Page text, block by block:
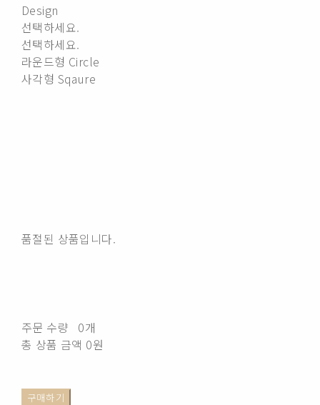
Design
선택하세요.
선택하세요.
라운드형 Circle
사각형 Sqaure
품절된 상품입니다.
주문 수량
0개
총 상품 금액 0원
구매하기